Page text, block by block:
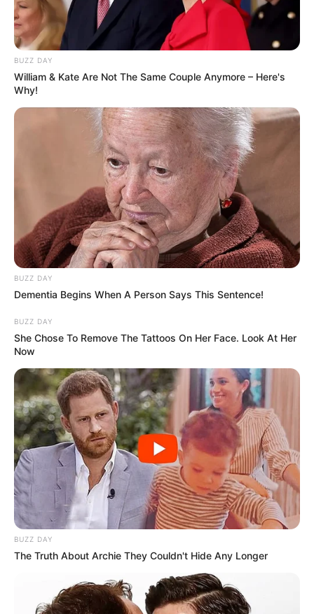
BUZZ DAY
William & Kate Are Not The Same Couple Anymore – Here's
Why!
BUZZ DAY
Dementia Begins When A Person Says This Sentence!
BUZZ DAY
She Chose To Remove The Tattoos On Her Face. Look At Her
Now
BUZZ DAY
The Truth About Archie They Couldn't Hide Any Longer